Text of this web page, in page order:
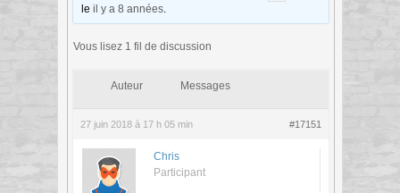
leil y a 8 années.
Vous lisez 1 fil de discussion
Auteur Messages
27 juin 2018 à 17 h 05 min #17151
Chris
Participant